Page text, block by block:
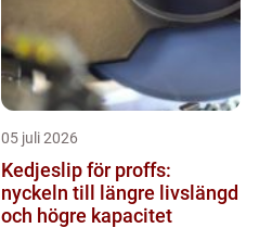
05 juli 2026
Kedjeslip för proffs:
nyckeln till längre livslängd
och högre kapacitet